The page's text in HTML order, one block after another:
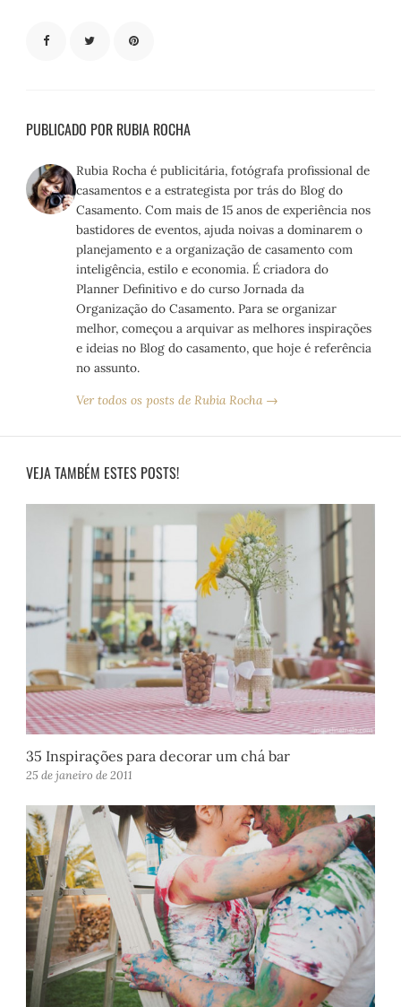
PUBLICADO POR RUBIA ROCHA
Rubia Rocha é publicitária, fotógrafa profissional de
casamentos e a estrategista por trás do Blog do
Casamento. Com mais de 15 anos de experiência nos
bastidores de eventos, ajuda noivas a dominarem o
planejamento e a organização de casamento com
inteligência, estilo e economia. É criadora do
Planner Definitivo e do curso Jornada da
Organização do Casamento. Para se organizar
melhor, começou a arquivar as melhores inspirações
e ideias no Blog do casamento, que hoje é referência
no assunto.
Ver todos os posts de Rubia Rocha →
VEJA TAMBÉM ESTES POSTS!
35 Inspirações para decorar um chá bar
25 de janeiro de 2011